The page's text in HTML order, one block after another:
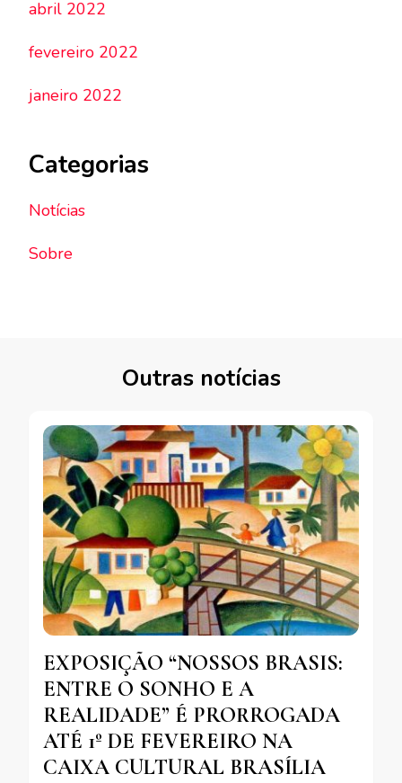
abril 2022
fevereiro 2022
janeiro 2022
Categorias
Notícias
Sobre
Outras notícias
EXPOSIÇÃO “NOSSOS BRASIS:
ENTRE O SONHO E A
REALIDADE” É PRORROGADA
ATÉ 1º DE FEVEREIRO NA
CAIXA CULTURAL BRASÍLIA